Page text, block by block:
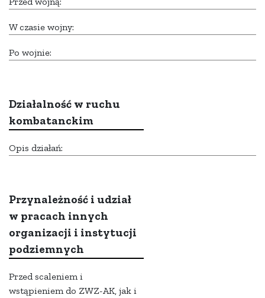
W czasie wojny:
Po wojnie:
Działalność w ruchu
kombatanckim
Opis działań:
Przynależność i udział
w pracach innych
organizacji i instytucji
podziemnych
Przed scaleniem i
wstąpieniem do ZWZ-AK, jak i